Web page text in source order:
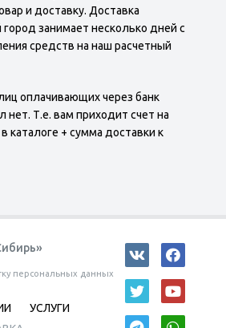
и доставку. Доставка
город занимает несколько дней с
средств на наш расчетный
оплачивающих через банк
нет. Т.е. вам приходит счет на
каталоге + сумма доставки к
персональных данных
УСЛУГИ